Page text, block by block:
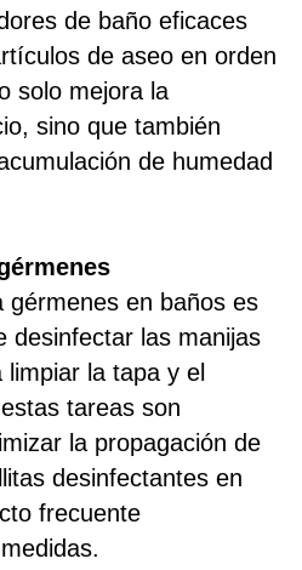
de baño eficaces
de aseo en orden
solo mejora la
sino que también
de humedad
gérmenes en baños es
desinfectar las manijas
la tapa y el
tareas son
la propagación de
desinfectantes en
frecuente